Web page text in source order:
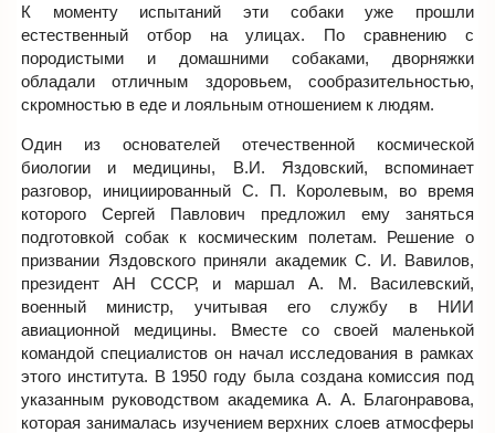
К моменту испытаний эти собаки уже прошли
естественный отбор на улицах. По сравнению с
породистыми и домашними собаками, дворняжки
обладали отличным здоровьем, сообразительностью,
скромностью в еде и лояльным отношением к людям.
Один из основателей отечественной космической
биологии и медицины, В.И. Яздовский, вспоминает
разговор, инициированный С. П. Королевым, во время
которого Сергей Павлович предложил ему заняться
подготовкой собак к космическим полетам. Решение о
призвании Яздовского приняли академик С. И. Вавилов,
президент АН СССР, и маршал А. М. Василевский,
военный министр, учитывая его службу в НИИ
авиационной медицины. Вместе со своей маленькой
командой специалистов он начал исследования в рамках
этого института. В 1950 году была создана комиссия под
указанным руководством академика А. А. Благонравова,
которая занималась изучением верхних слоев атмосферы